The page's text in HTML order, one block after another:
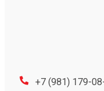
+7 (981) 179-